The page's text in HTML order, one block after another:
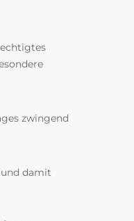
zwingend
damit